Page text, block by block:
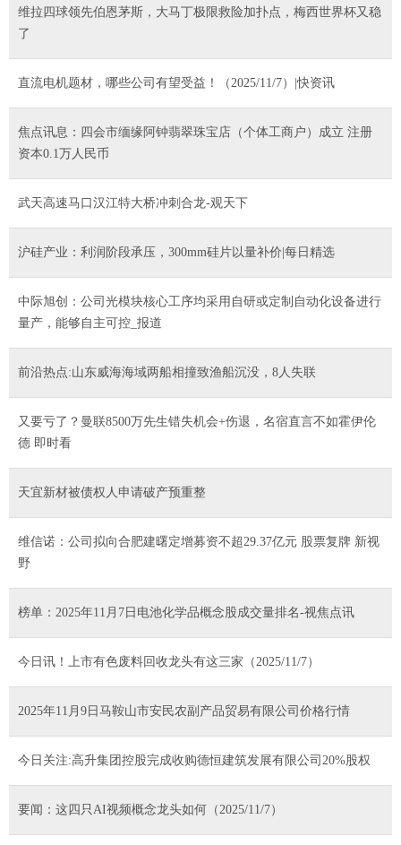
维拉四球领先伯恩茅斯，大马丁极限救险加扑点，梅西世界杯又稳
了
直流电机题材，哪些公司有望受益！（2025/11/7）|快资讯
焦点讯息：四会市缅缘阿钟翡翠珠宝店（个体工商户）成立 注册
资本0.1万人民币
武天高速马口汉江特大桥冲刺合龙-观天下
沪硅产业：利润阶段承压，300mm硅片以量补价|每日精选
中际旭创：公司光模块核心工序均采用自研或定制自动化设备进行
量产，能够自主可控_报道
前沿热点:山东威海海域两船相撞致渔船沉没，8人失联
又要亏了？曼联8500万先生错失机会+伤退，名宿直言不如霍伊伦
德 即时看
天宜新材被债权人申请破产预重整
维信诺：公司拟向合肥建曙定增募资不超29.37亿元 股票复牌 新视
野
榜单：2025年11月7日电池化学品概念股成交量排名-视焦点讯
今日讯！上市有色废料回收龙头有这三家（2025/11/7）
2025年11月9日马鞍山市安民农副产品贸易有限公司价格行情
今日关注:高升集团控股完成收购德恒建筑发展有限公司20%股权
要闻：这四只AI视频概念龙头如何（2025/11/7）